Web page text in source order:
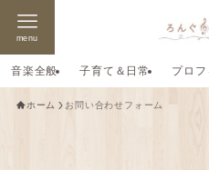
menu
音楽全般 子育て＆日常 プロ
ホーム お問い合わせフォーム